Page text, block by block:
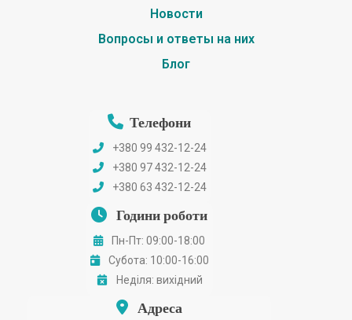
Новости
Вопросы и ответы на них
Блог
Телефони
+380 99 432-12-24
+380 97 432-12-24
+380 63 432-12-24
Години роботи
Пн-Пт: 09:00-18:00
Субота: 10:00-16:00
Неділя: вихідний
Адреса